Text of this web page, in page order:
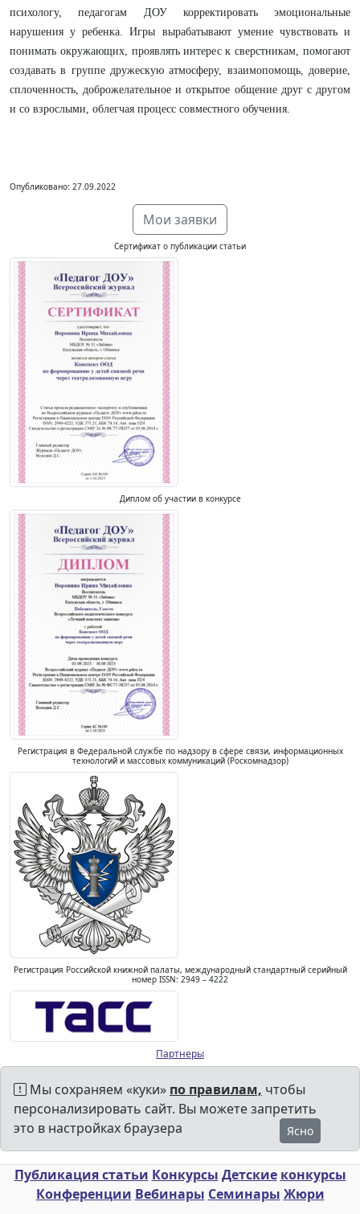
психологу, педагогам ДОУ корректировать эмоциональные
нарушения у ребенка. Игры вырабатывают умение чувствовать и
понимать окружающих, проявлять интерес к сверстникам, помогают
создавать в группе дружескую атмосферу, взаимопомощь, доверие,
сплоченность, доброжелательное и открытое общение друг с другом
и со взрослыми, облегчая процесс совместного обучения.
Опубликовано: 27.09.2022
Мои заявки
Сертификат о публикации статьи
Диплом об участии в конкурсе
Регистрация в Федеральной службе по надзору в сфере связи, информационных
технологий и массовых коммуникаций (Роскомнадзор)
Регистрация Российской книжной палаты, международный стандартный серийный
номер ISSN: 2949 – 4222
Партнеры
Мы сохраняем «куки» по правилам, чтобы
персонализировать сайт. Вы можете запретить
это в настройках браузера
Ясно
Публикация статьи Конкурсы Детские конкурсы
Конференции Вебинары Семинары Жюри